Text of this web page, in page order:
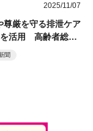
2025/11/07
尊厳を守る排泄ケア
活用 高齢者総合
（愛媛県松山市）
聞